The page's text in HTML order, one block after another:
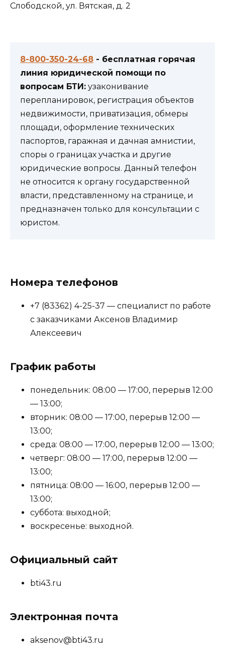
Слободской, ул. Вятская, д. 2
8-800-350-24-68 - бесплатная горячая
линия юридической помощи по
вопросам БТИ: узаконивание
перепланировок, регистрация объектов
недвижимости, приватизация, обмеры
площади, оформление технических
паспортов, гаражная и дачная амнистии,
споры о границах участка и другие
юридические вопросы. Данный телефон
не относится к органу государственной
власти, представленному на странице, и
предназначен только для консультации с
юристом.
Номера телефонов
+7 (83362) 4-25-37 — специалист по работе
с заказчиками Аксенов Владимир
Алексеевич
График работы
понедельник: 08:00 — 17:00, перерыв 12:00
— 13:00;
вторник: 08:00 — 17:00, перерыв 12:00 —
13:00;
среда: 08:00 — 17:00, перерыв 12:00 — 13:00;
четверг: 08:00 — 17:00, перерыв 12:00 —
13:00;
пятница: 08:00 — 16:00, перерыв 12:00 —
13:00;
суббота: выходной;
воскресенье: выходной.
Официальный сайт
bti43.ru
Электронная почта
aksenov@bti43.ru